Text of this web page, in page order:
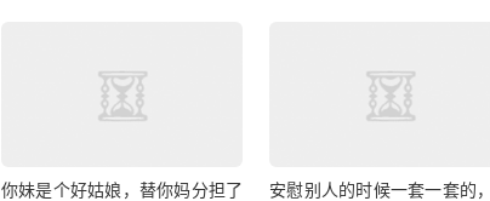
你妹是个好姑娘，替你妈分担了
安慰别人的时候一套一套的